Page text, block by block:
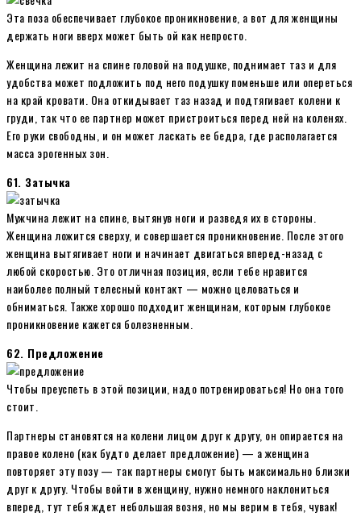
Эта поза обеспечивает глубокое проникновение, а вот для женщины
держать ноги вверх может быть ой как непросто.
Женщина лежит на спине головой на подушке, поднимает таз и для
удобства может подложить под него подушку поменьше или опереться
на край кровати. Она откидывает таз назад и подтягивает колени к
груди, так что ее партнер может пристроиться перед ней на коленях.
Его руки свободны, и он может ласкать ее бедра, где располагается
масса эрогенных зон.
61. Затычка
Мужчина лежит на спине, вытянув ноги и разведя их в стороны.
Женщина ложится сверху, и совершается проникновение. После этого
женщина вытягивает ноги и начинает двигаться вперед-назад с
любой скоростью. Это отличная позиция, если тебе нравится
наиболее полный телесный контакт — можно целоваться и
обниматься. Также хорошо подходит женщинам, которым глубокое
проникновение кажется болезненным.
62. Предложение
Чтобы преуспеть в этой позиции, надо потренироваться! Но она того
стоит.
Партнеры становятся на колени лицом друг к другу, он опирается на
правое колено (как будто делает предложение) — а женщина
повторяет эту позу — так партнеры смогут быть максимально близки
друг к другу. Чтобы войти в женщину, нужно немного наклониться
вперед, тут тебя ждет небольшая возня, но мы верим в тебя, чувак!